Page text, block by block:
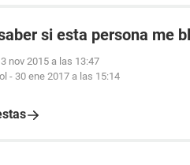
si esta persona me
nov 2015 a las 13:47
- 30 ene 2017 a las 15:14